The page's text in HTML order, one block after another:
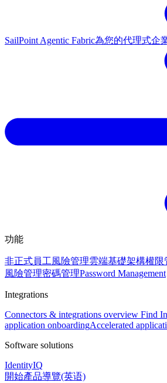
SailPoint Agentic Fabric為您的代理式企
功能
非正式員工風險管理雲端基礎架構權限
風險管理密碼管理Password Management
Integrations
Connectors & integrations overview Find
application onboardingAccelerated
Software solutions
IdentityIQ
開始產品導覽(英语)